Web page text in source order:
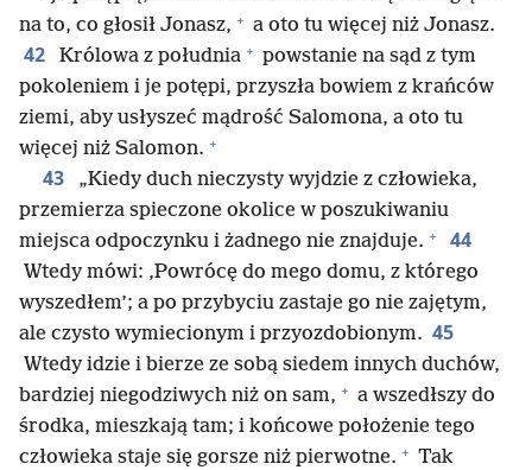
na to, co głosił Jonasz, + a oto tu więcej niż Jonasz.
42 Królowa z południa + powstanie na sąd z tym
pokoleniem i je potępi, przyszła bowiem z krańców
ziemi, aby usłyszeć mądrość Salomona, a oto tu
więcej niż Salomon. +
43
„Kiedy duch nieczysty wyjdzie z człowieka,
przemierza spieczone okolice w poszukiwaniu
miejsca odpoczynku i żadnego nie znajduje. + 44
Wtedy mówi: ‚Powrócę do mego domu, z którego
wyszedłem’; a po przybyciu zastaje go nie zajętym,
ale czysto wymiecionym i przyozdobionym. 45
Wtedy idzie i bierze ze sobą siedem innych duchów,
bardziej niegodziwych niż on sam, + a wszedłszy do
środka, mieszkają tam; i końcowe położenie tego
człowieka staje się gorsze niż pierwotne. + Tak